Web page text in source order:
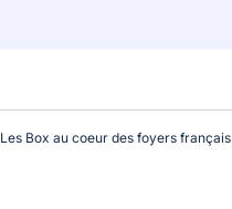
Les Box au coeur des foyers français